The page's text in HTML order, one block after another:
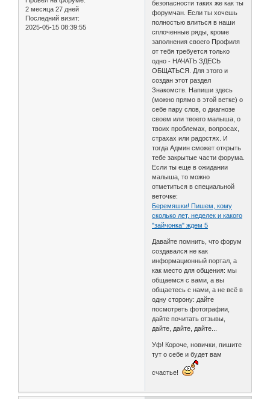
2 месяца 27 дней
Последний визит:
2025-05-15 08:39:55
безопасности таких же как ты
форумчан. Если ты хочешь
полностью влиться в наши
сплоченные ряды, кроме
заполнения своего Профиля
от тебя требуется только
одно - НАЧАТЬ ЗДЕСЬ
ОБЩАТЬСЯ. Для этого и
создан этот раздел
Знакомств. Напиши здесь
(можно прямо в этой ветке) о
себе пару слов, о диагнозе
своем или твоего малыша, о
твоих проблемах, вопросах,
страхах или радостях. И
тогда Админ сможет открыть
тебе закрытые части форума.
Если ты еще в ожидании
малыша, то можно
отметиться в специальной
веточке:
Беремяшки! Пишем, кому
сколько лет, неделек и какого
"зайчонка" ждем 5
Давайте помнить, что форум
создавался не как
информационный портал, а
как место для общения: мы
общаемся с вами, а вы
общаетесь с нами, а не всё в
одну сторону: дайте
посмотреть фотографии,
дайте почитать отзывы,
дайте, дайте, дайте...
Уф! Короче, новички, пишите
тут о себе и будет вам
счастье!